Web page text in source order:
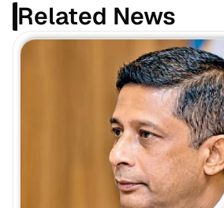
Related News